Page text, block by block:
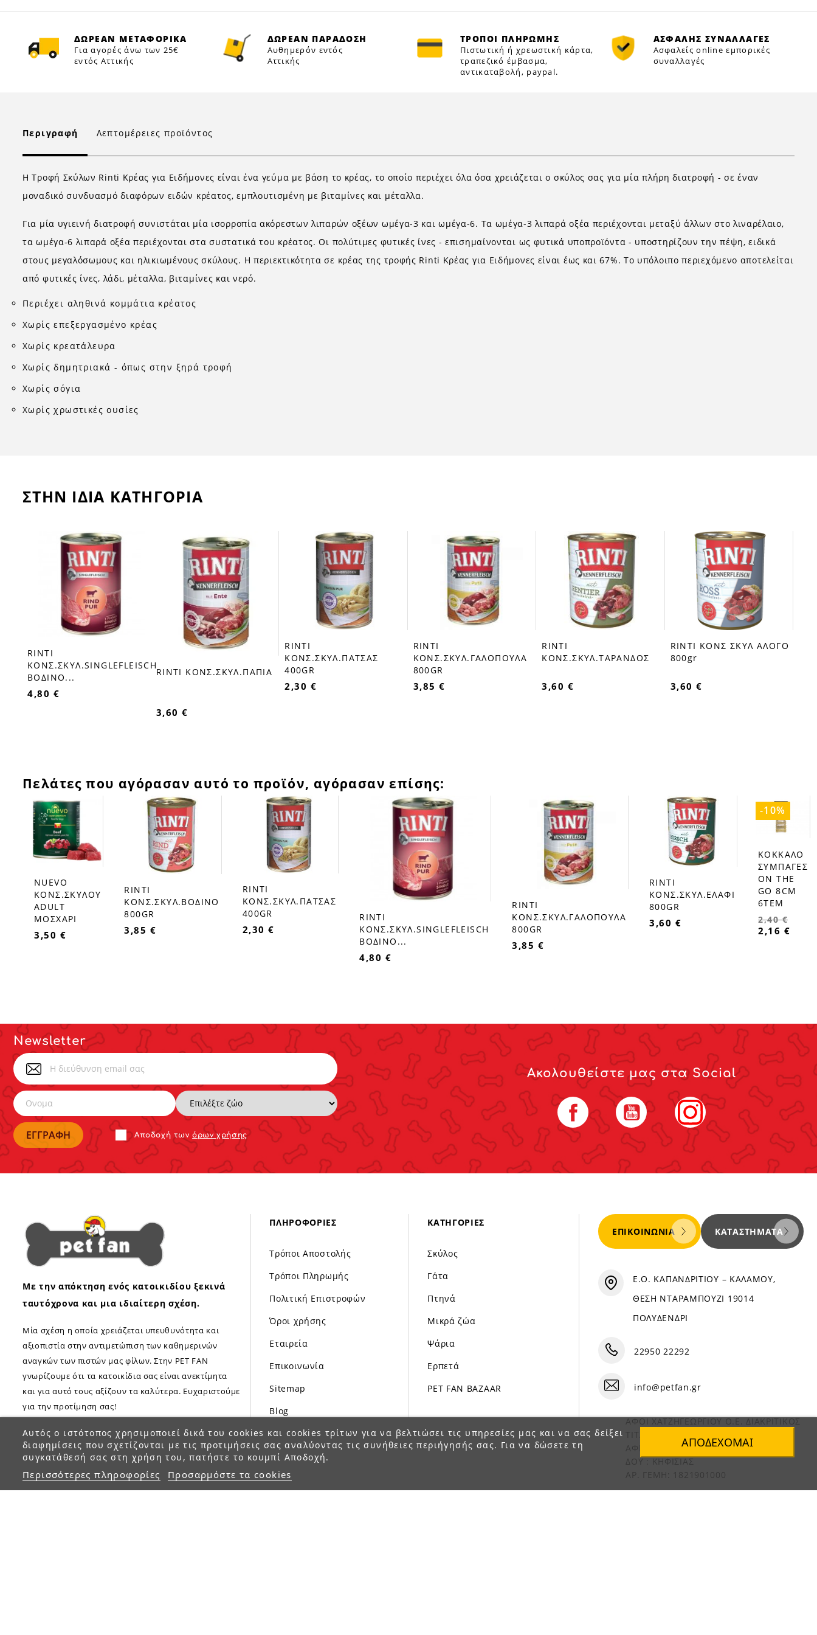
ΔΩΡΕΑΝ ΜΕΤΑΦΟΡΙΚΑ
Για αγορές άνω των 25€
εντός Αττικής
ΔΩΡΕΑΝ ΠΑΡΑΔΟΣΗ
Αυθημερόν εντός
Αττικής
ΤΡΟΠΟΙ ΠΛΗΡΩΜΗΣ
Πιστωτική ή χρεωστική κάρτα,
τραπεζικό έμβασμα,
αντικαταβολή, paypal.
ΑΣΦΑΛΗΣ ΣΥΝΑΛΛΑΓΕΣ
Ασφαλείς online εμπορικές
συναλλαγές
Περιγραφή Λεπτομέρειες προϊόντος
Η Τροφή Σκύλων Rinti Κρέας για Ειδήμονες είναι ένα γεύμα με βάση το κρέας, το οποίο περιέχει όλα όσα χρειάζεται ο σκύλος σας για μία πλήρη διατροφή - σε έναν
μοναδικό συνδυασμό διαφόρων ειδών κρέατος, εμπλουτισμένη με βιταμίνες και μέταλλα.
Για μία υγιεινή διατροφή συνιστάται μία ισορροπία ακόρεστων λιπαρών οξέων ωμέγα-3 και ωμέγα-6. Τα ωμέγα-3 λιπαρά οξέα περιέχονται μεταξύ άλλων στο λιναρέλαιο,
τα ωμέγα-6 λιπαρά οξέα περιέχονται στα συστατικά του κρέατος. Οι πολύτιμες φυτικές ίνες - επισημαίνονται ως φυτικά υποπροϊόντα - υποστηρίζουν την πέψη, ειδικά
στους μεγαλόσωμους και ηλικιωμένους σκύλους. Η περιεκτικότητα σε κρέας της τροφής Rinti Κρέας για Ειδήμονες είναι έως και 67%. Το υπόλοιπο περιεχόμενο αποτελείται
από φυτικές ίνες, λάδι, μέταλλα, βιταμίνες και νερό.
Περιέχει αληθινά κομμάτια κρέατος
Χωρίς επεξεργασμένο κρέας
Χωρίς κρεατάλευρα
Χωρίς δημητριακά - όπως στην ξηρά τροφή
Χωρίς σόγια
Χωρίς χρωστικές ουσίες
ΣΤΗΝ ΙΔΙΑ ΚΑΤΗΓΟΡΙΑ
favorite_border
RINTI
ΚΟΝΣ.ΣΚΥΛ.SINGLEFLEISCH
ΒΟΔΙΝΟ...
4,80 €
favorite_border
RINTI ΚΟΝΣ.ΣΚΥΛ.ΠΑΠΙΑ
3,60 €
favorite_border
RINTI
ΚΟΝΣ.ΣΚΥΛ.ΠΑΤΣΑΣ
400GR
2,30 €
favorite_border
RINTI
ΚΟΝΣ.ΣΚΥΛ.ΓΑΛΟΠΟΥΛΑ
800GR
3,85 €
favorite_border
RINTI
ΚΟΝΣ.ΣΚΥΛ.ΤΑΡΑΝΔΟΣ
3,60 €
favorite_border
RINTI ΚΟΝΣ ΣΚΥΛ ΑΛΟΓΟ
800gr
3,60 €
Πελάτες που αγόρασαν αυτό το προϊόν, αγόρασαν επίσης:
favorite_borderNUEVO
ΚΟΝΣ.ΣΚΥΛΟΥ
ADULT
ΜΟΣΧΑΡΙ
3,50 €
favorite_border
RINTI
ΚΟΝΣ.ΣΚΥΛ.ΒΟΔΙΝΟ
800GR
3,85 €
favorite_border
RINTI
ΚΟΝΣ.ΣΚΥΛ.ΠΑΤΣΑΣ
400GR
2,30 € favorite_border
RINTI
ΚΟΝΣ.ΣΚΥΛ.SINGLEFLEISCH
ΒΟΔΙΝΟ...
4,80 €
favorite_border
RINTI
ΚΟΝΣ.ΣΚΥΛ.ΓΑΛΟΠΟΥΛΑ
800GR
3,85 €
favorite_border
RINTI
ΚΟΝΣ.ΣΚΥΛ.ΕΛΑΦΙ
800GR
3,60 €
ΚΟΚΚΑΛΟ
ΣΥΜΠΑΓΕΣ
ON THE
GO 8CM
6TEM
2,40 €
2,16 €
-10%
Newsletter
Αποδoχή τωνόρων χρήσης
Ακολουθείστε μας στα Social
Facebook YouTube Instagram
Με την απόκτηση ενός κατοικιδίου ξεκινά
ταυτόχρονα και μια ιδιαίτερη σχέση.
Μία σχέση η οποία χρειάζεται υπευθυνότητα και
αξιοπιστία στην αντιμετώπιση των καθημερινών
αναγκών των πιστών μας φίλων. Στην PET FAN
γνωρίζουμε ότι τα κατοικίδια σας είναι ανεκτίμητα
και για αυτό τους αξίζουν τα καλύτερα. Ευχαριστούμε
για την προτίμηση σας!
ΠΛΗΡΟΦΟΡΊΕΣ
Τρόποι Αποστολής
Τρόποι Πληρωμής
Πολιτική Επιστροφών
Όροι χρήσης
Εταιρεία
Επικοινωνία
Sitemap
Blog
ΚΑΤΗΓΟΡΊΕΣ
Σκύλος
Γάτα
Πτηνά
Μικρά ζώα
Ψάρια
Ερπετά
PET FAN BAZAAR
Αυτός ο ιστότοπος χρησιμοποιεί δικά του cookies και cookies τρίτων για να βελτιώσει τις υπηρεσίες μας και να σας δείξει
διαφημίσεις που σχετίζονται με τις προτιμήσεις σας αναλύοντας τις συνήθειες περιήγησής σας. Για να δώσετε τη
συγκατάθεσή σας στη χρήση του, πατήστε το κουμπί Αποδοχή.
Περισσότερες πληροφορίες Προσαρμόστε τα cookies
ΑΠΟΔΈΧΟΜΑΙ
ΕΠΙΚΟΙΝΩΝΊΑ ΚΑΤΑΣΤΉΜΑΤΑ
Ε.Ο. ΚΑΠΑΝΔΡΙΤΙΟΥ – ΚΑΛΑΜΟΥ,
ΘΕΣΗ ΝΤΑΡΑΜΠΟΥΖΙ 19014
ΠΟΛΥΔΕΝΔΡΙ
22950 22292
info@petfan.gr
ΑΦΟΙ ΧΑΤΖΗΓΕΩΡΓΙΟΥ Ο.Ε. ΔΙΑΚΡΙΤΙΚΟΣ
ΤΙΤΛΟΣ «PET FAN»
ΑΦΜ : 082864093
ΔΟΥ : ΚΗΦΙΣΙΑΣ
ΑΡ. ΓΕΜΗ: 1821901000